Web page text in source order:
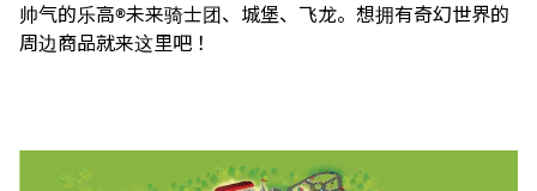
帅气的乐高®未来骑士团、城堡、飞龙。想拥有奇幻世界的
周边商品就来这里吧！